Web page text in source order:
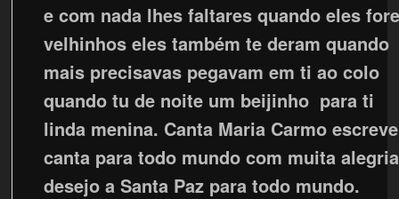
e com nada lhes faltares quando eles
velhinhos eles também te deram quando
mais precisavas pegavam em ti ao colo
quando tu de noite um beijinho para ti
linda menina. Canta Maria Carmo
canta para todo mundo com muita alegria
desejo a Santa Paz para todo mundo.